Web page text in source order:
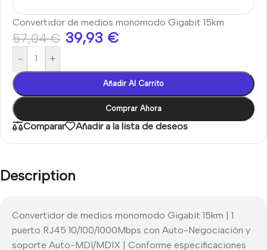
Convertidor de medios monomodo Gigabit 15km
57,04€ 39,93 €
- +
Añadir Al Carrito
Comprar Ahora
Comparar Añadir a la lista de deseos
Description
Convertidor de medios monomodo Gigabit 15km | 1
puerto RJ45 10/100/1000Mbps con Auto-Negociación y
soporte Auto-MDI/MDIX | Conforme especificaciones